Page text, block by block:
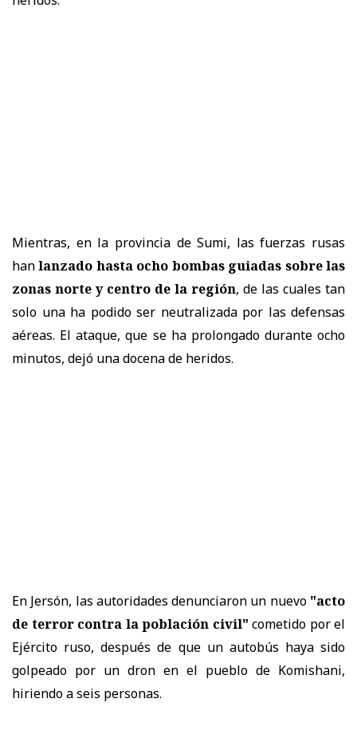
Mientras, en la provincia de Sumi, las fuerzas rusas
hanlanzado hasta ocho bombas guiadas sobre las
zonas norte y centro de la región, de las cuales tan
solo una ha podido ser neutralizada por las defensas
aéreas. El ataque, que se ha prolongado durante ocho
minutos, dejó una docena de heridos.
En Jersón, las autoridades denunciaron un nuevo "acto
de terror contra la población civil" cometido por el
Ejército ruso, después de que un autobús haya sido
golpeado por un dron en el pueblo de Komishani,
hiriendo a seis personas.